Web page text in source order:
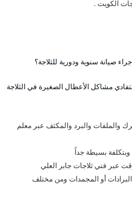
الكويت .
صيانة سنوية ودورية للثلاجة؟
مشاكل الأعطال الصغيرة في الثلاجة
والملفات والبرد والمكثف عبر معلم
وبتكلفة بسيطة جداً
عبر فني ثلاجات جابر العلي
البرادات أو المجمدات ومن مختلف